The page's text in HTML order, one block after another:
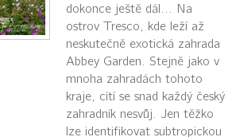
dokonce ještě dál... Na
ostrov Tresco, kde leží až
neskutečně exotická zahrada
Abbey Garden. Stejně jako v
mnoha zahradách tohoto
kraje, cítí se snad každý český
zahradník nesvůj. Jen těžko
lze identifikovat subtropickou